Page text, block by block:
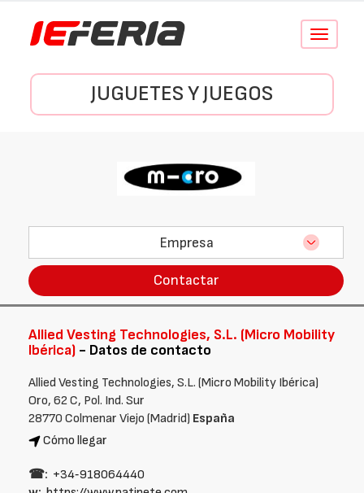
Conmutar
JUGUETES Y JUEGOS
Empresa
Contactar
Allied Vesting Technologies, S.L. (Micro Mobility
Ibérica) - Datos de contacto
Allied Vesting Technologies, S.L. (Micro Mobility Ibérica)
Oro, 62 C, Pol. Ind. Sur
28770 Colmenar Viejo (Madrid) España
Cómo llegar
☎: +34‑918064440